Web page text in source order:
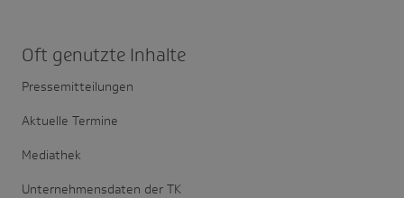
Oft genutzte Inhalte
Pressemitteilungen
Aktuelle Termine
Mediathek
Unternehmensdaten der TK